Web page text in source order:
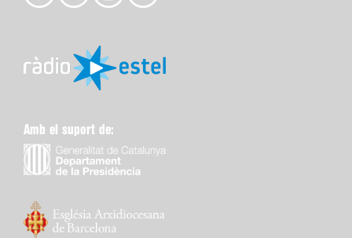
Amb el suport de: